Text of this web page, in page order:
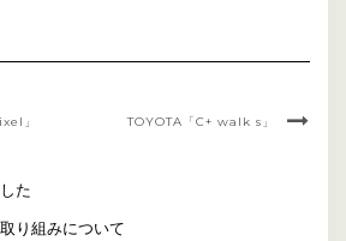
」 TOYOTA「C+ walk s」
た
り組みについて